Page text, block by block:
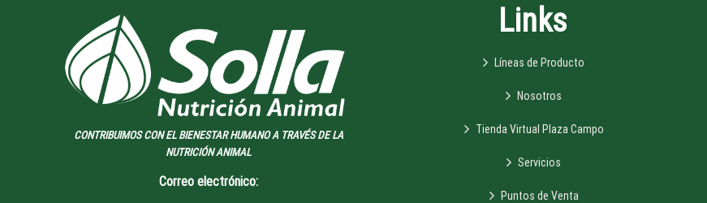
CONTRIBUIMOS CON EL BIENESTAR HUMANO A TRAVÉS DE LA
NUTRICIÓN ANIMAL
Correo electrónico:
Links
Líneas de Producto
Nosotros
Tienda Virtual Plaza Campo
Servicios
Puntos de Venta